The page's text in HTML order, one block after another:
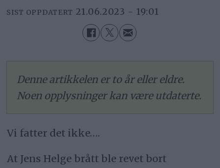
SIST OPPDATERT 21.06.2023 - 19:01
Denne artikkelen er to år eller eldre.
Noen opplysninger kan være utdaterte.
Vi fatter det ikke….
At Jens Helge brått ble revet bort